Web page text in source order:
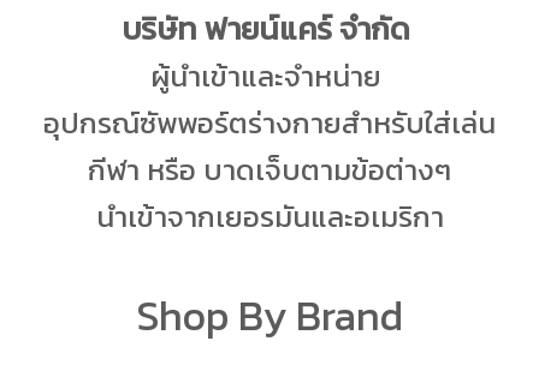
บริษัท ฟายน์แคร์ จำกัด
ผู้นำเข้าและจำหน่าย
อุปกรณ์ซัพพอร์ตร่างกายสำหรับใส่เล่น
กีฬา หรือ บาดเจ็บตามข้อต่างๆ
นำเข้าจากเยอรมันและอเมริกา
Shop By Brand